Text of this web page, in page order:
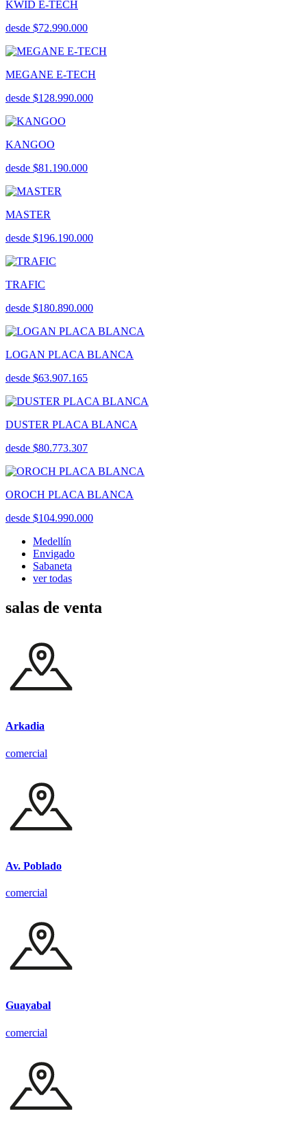
KWID E-TECH
desde $72.990.000
MEGANE E-TECH
desde $128.990.000
KANGOO
desde $81.190.000
MASTER
desde $196.190.000
TRAFIC
desde $180.890.000
LOGAN PLACA BLANCA
desde $63.907.165
DUSTER PLACA BLANCA
desde $80.773.307
OROCH PLACA BLANCA
desde $104.990.000
Medellín
Envigado
Sabaneta
ver todas
salas de venta
Arkadia
comercial
Av. Poblado
comercial
Guayabal
comercial